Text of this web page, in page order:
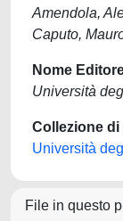
Amendola,
Caputo,
Nome
Università
Collezione
Università
File in questo